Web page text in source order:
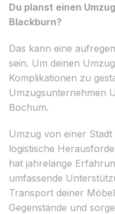
Du planst einen
Blackburn?
Das kann eine
sein. Um deinen
Komplikationen zu
Umzugsunternehmen
Bochum.
Umzug von einer
logistische
hat jahrelange
umfassende
Transport deiner
Gegenstände und